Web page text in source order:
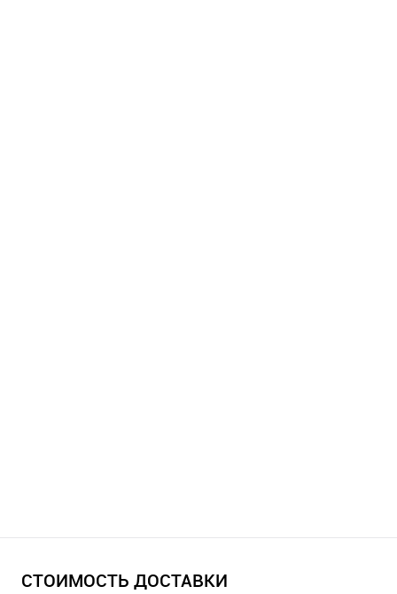
СТОИМОСТЬ ДОСТАВКИ